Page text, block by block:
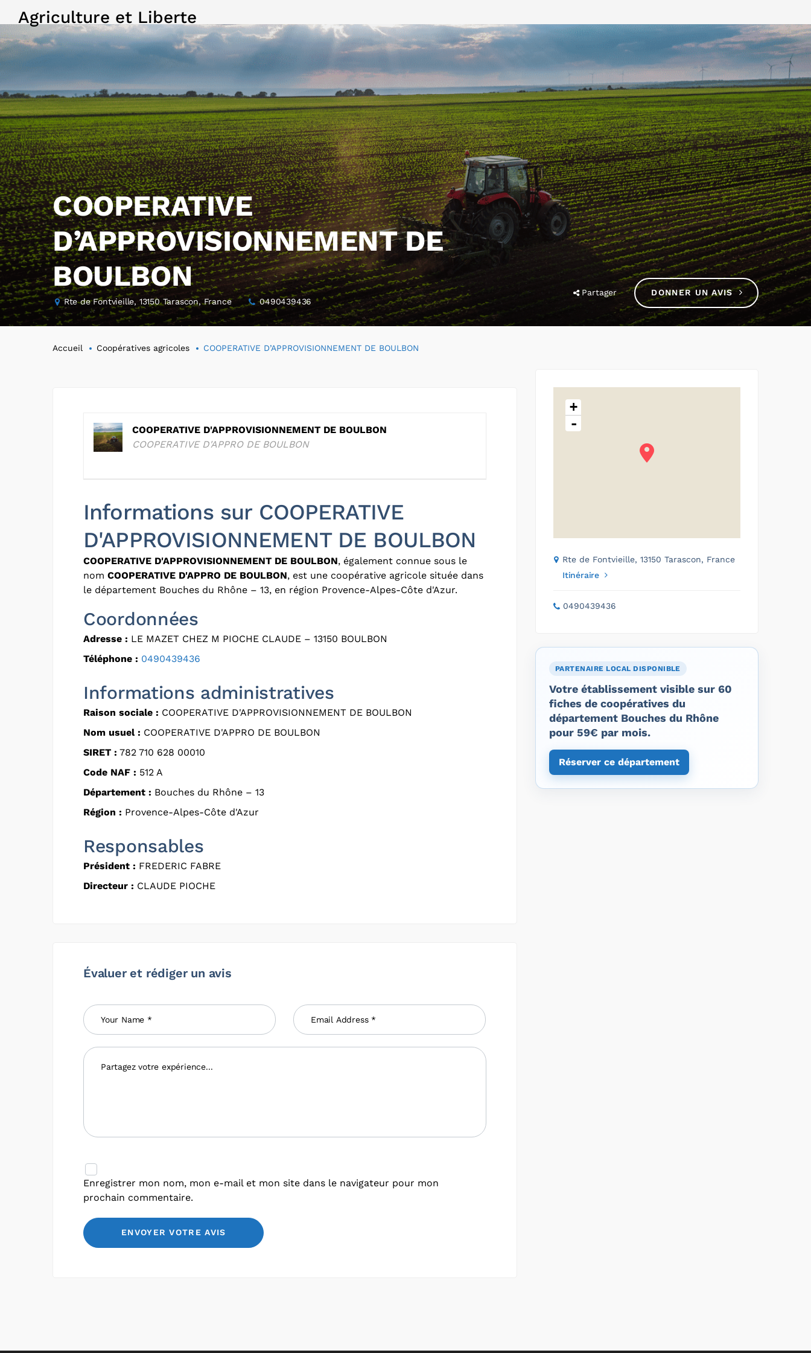
Agriculture et Liberte
COOPERATIVE
D’APPROVISIONNEMENT DE
BOULBON
Rte de Fontvieille, 13150 Tarascon, France 0490439436
Partager DONNER UN AVIS
Accueil Coopératives agricoles COOPERATIVE D’APPROVISIONNEMENT DE BOULBON
COOPERATIVE D'APPROVISIONNEMENT DE BOULBON
COOPERATIVE D'APPRO DE BOULBON
Informations sur COOPERATIVE
D'APPROVISIONNEMENT DE BOULBON
COOPERATIVE D'APPROVISIONNEMENT DE BOULBON, également connue sous le
nom COOPERATIVE D'APPRO DE BOULBON, est une coopérative agricole située dans
le département Bouches du Rhône – 13, en région Provence-Alpes-Côte d'Azur.
Coordonnées
Adresse : LE MAZET CHEZ M PIOCHE CLAUDE – 13150 BOULBON
Téléphone : 0490439436
Informations administratives
Raison sociale : COOPERATIVE D'APPROVISIONNEMENT DE BOULBON
Nom usuel : COOPERATIVE D'APPRO DE BOULBON
SIRET : 782 710 628 00010
Code NAF : 512 A
Département : Bouches du Rhône – 13
Région : Provence-Alpes-Côte d'Azur
Responsables
Président : FREDERIC FABRE
Directeur : CLAUDE PIOCHE
Évaluer et rédiger un avis
Enregistrer mon nom, mon e-mail et mon site dans le navigateur pour mon
prochain commentaire.
+
-
Rte de Fontvieille, 13150 Tarascon, France
Itinéraire
0490439436
PARTENAIRE LOCAL DISPONIBLE
Votre établissement visible sur 60
fiches de coopératives du
département Bouches du Rhône
pour 59€ par mois.
Réserver ce département